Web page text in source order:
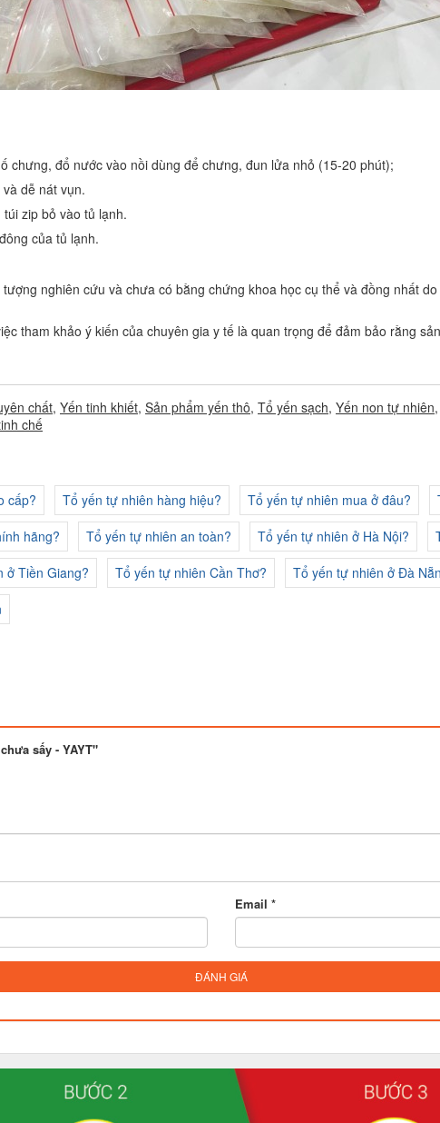
chưng, đổ nước vào nồi dùng để chưng, đun lửa nhỏ (15-20 phút);
dễ nát vụn.
zip bỏ vào tủ lạnh.
của tủ lạnh.
nghiên cứu và chưa có bằng chứng khoa học cụ thể và đồng nhất
tham khảo ý kiến của chuyên gia y tế là quan trọng để đảm bảo rằng
chất, Yến tinh khiết, Sản phẩm yến thô, Tổ yến sạch, Yến non tự nhiên,
chế
cấp? Tổ yến tự nhiên hàng hiệu? Tổ yến tự nhiên mua ở đâu?
hãng? Tổ yến tự nhiên an toàn? Tổ yến tự nhiên ở Hà Nội?
ở Tiền Giang? Tổ yến tự nhiên Cần Thơ? Tổ yến tự nhiên ở Đà
sấy - YAYT"
Email *